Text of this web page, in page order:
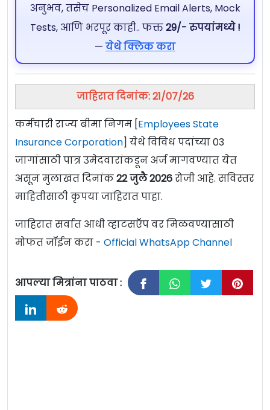
अनुभव, तसेच Personalized Email Alerts, Mock
Tests, आणि भरपूर काही.. फक्त29/- रुपयांमध्ये !
— येथे क्लिक करा
जाहिरात दिनांक: 21/07/26
कर्मचारी राज्य बीमा निगम [Employees State
Insurance Corporation] येथे विविध पदांच्या 03
जागांसाठी पात्र उमेदवारांकडून अर्ज मागवण्यात येत
असून मुलाखत दिनांक22 जुलै 2026रोजी आहे. सविस्तर
माहितीसाठी कृपया जाहिरात पाहा.
जाहिरात सर्वात आधी व्हाटसऍप वर मिळवण्यासाठी
मोफत जॉईन करा - Official WhatsApp Channel
आपल्या मित्रांना पाठवा :